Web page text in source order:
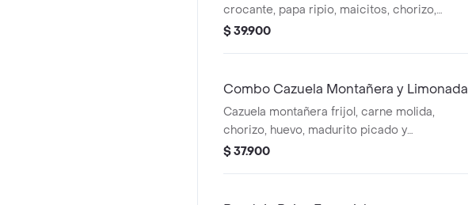
crocante, papa ripio, maicitos, chorizo,
madurito picado, carne molida y huevo.
$ 39.900
Combo Cazuela Montañera y Limonada
Cazuela montañera frijol, carne molida,
chorizo, huevo, madurito picado y
aguacate con arroz, arepa con hogao,
$ 37.900